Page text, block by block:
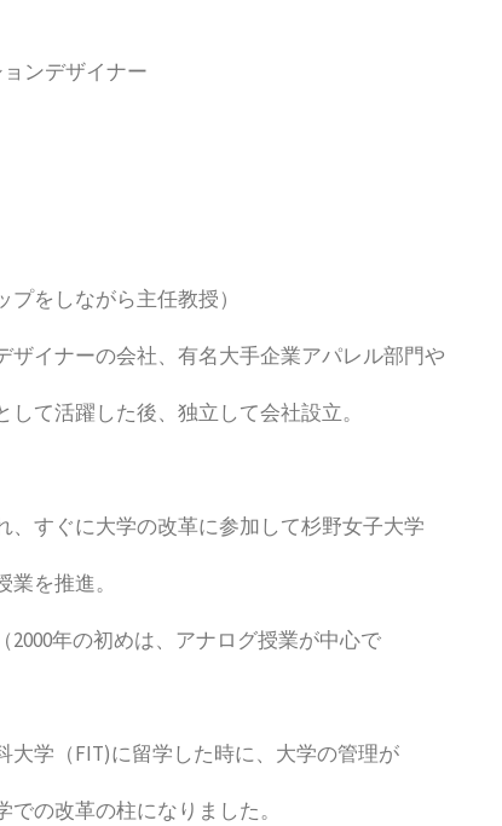
ンデザイナー
をしながら主任教授）
イナーの会社、有名大手企業アパレル部門や
て活躍した後、独立して会社設立。
すぐに大学の改革に参加して杉野女子大学
を推進。
年の初めは、アナログ授業が中心で
学（FIT)に留学した時に、大学の管理が
の改革の柱になりました。